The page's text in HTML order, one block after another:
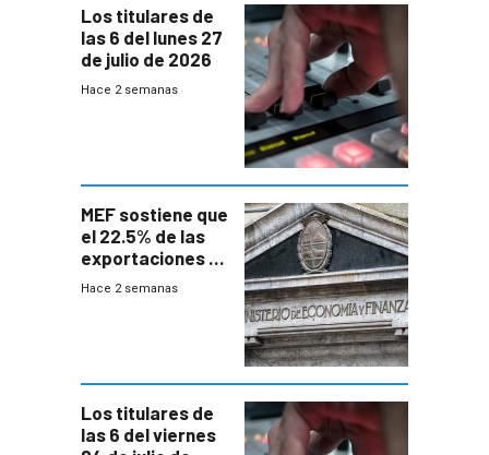
Los titulares de
las 6 del lunes 27
de julio de 2026
Hace 2 semanas
MEF sostiene que
el 22.5% de las
exportaciones a
EE.UU se verán
Hace 2 semanas
Los titulares de
las 6 del viernes